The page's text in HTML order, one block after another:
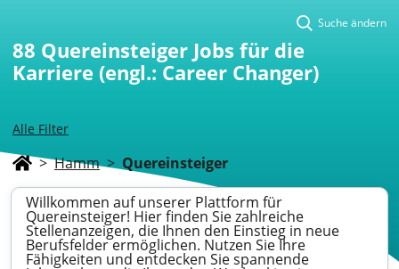
Alle Filter
Suche ändern
88 Quereinsteiger Jobs für die
Karriere (engl.: Career Changer)
> Hamm > Quereinsteiger
Willkommen auf unserer Plattform für
Quereinsteiger! Hier finden Sie zahlreiche
Stellenanzeigen, die Ihnen den Einstieg in neue
Berufsfelder ermöglichen. Nutzen Sie Ihre
Fähigkeiten und entdecken Sie spannende